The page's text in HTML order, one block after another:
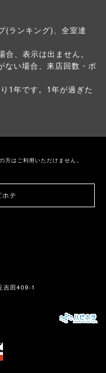
(ランキング)、全室達
、表示は出ません。
い場合、来店回数・ポ
1年です。1年が過ぎた
はご利用いただけません。
ホテ
吉田409-1